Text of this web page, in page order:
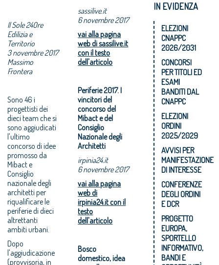
Il Sole 24Ore
Edilizia e
Territorio
3 novembre 2017
Massimo
Frontera
Sono 46 i
progettisti dei
dieci team che si
sono aggiudicati
l'ultimo
concorso di idee
promosso da
Mibact e
Consiglio
nazionale degli
architetti per
riqualificare le
periferie di dieci
altrettanti
ambiti urbani.
Dopo
l'aggiudicazione
(provvisoria, in
sassilive.it
6 novembre 2017
vai alla pagina
web di sassilive.it
con il testo
dell'articolo
Periferie 2017. I
vincitori del
concorso del
Mibact e del
Consiglio
Nazionale degli
Architetti
irpinia24.it
6 novembre 2017
vai alla pagina
web di
irpinia24.it con il
testo
dell'articolo
Bosco
domestico, idea
IN EVIDENZA
ELEZIONI
CNAPPC
2026/2031
CONCORSI
PER TITOLI ED
ESAMI
BANDITI DAL
CNAPPC
ELEZIONI
ORDINI
2025/2029
AVVISI PER
MANIFESTAZIONE
DI INTERESSE
CONFERENZE
DEGLI ORDINI
E DCR
PROGETTO
EUROPA,
SPORTELLO
INFORMATIVO,
BANDI E